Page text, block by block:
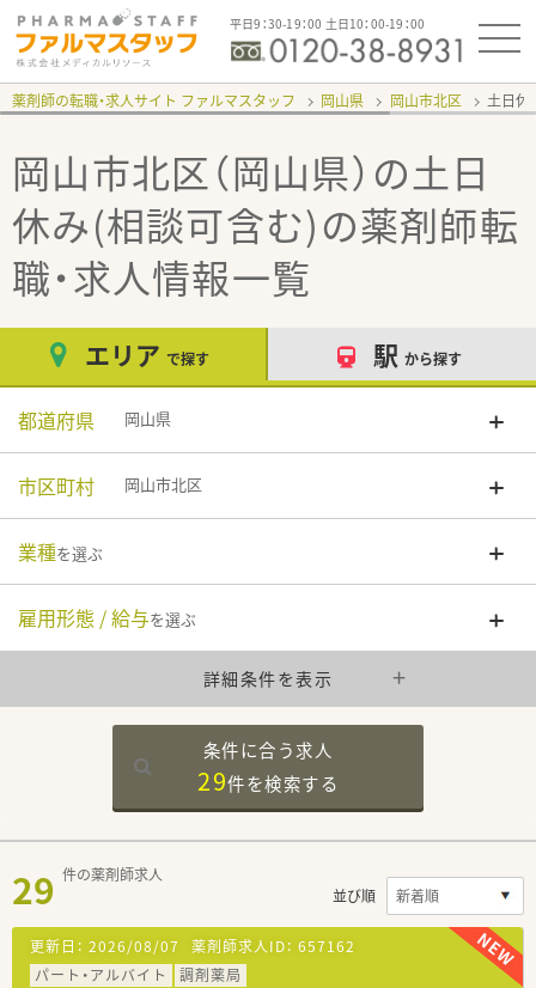
平日9：30-19：00 土日10：00-19：00
薬剤師の転職・求人サイト ファルマスタッフ 岡山県 岡山市北区 土日休
岡山市北区（岡山県）の土日
休み(相談可含む)の薬剤師転
職・求人情報一覧
エリア で探す 駅 から探す
都道府県 岡山県
市区町村 岡山市北区
業種を選ぶ
雇用形態 / 給与を選ぶ
詳細条件を表示
条件に合う求人
29件を検索する
29 件の薬剤師求人
並び順
更新日： 2026/08/07 薬剤師求人ID： 657162
パート・アルバイト
調剤薬局